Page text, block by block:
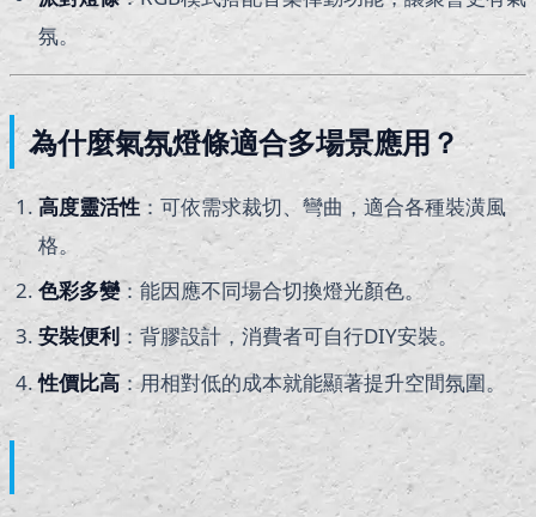
氛。
為什麼氣氛燈條適合多場景應用？
高度靈活性 ：可依需求裁切、彎曲，適合各種裝潢風
格。
色彩多變：能因應不同場合切換燈光顏色。
安裝便利 ：背膠設計，消費者可自行DIY安裝。
性價比高 ：用相對低的成本就能顯著提升空間氛圍。